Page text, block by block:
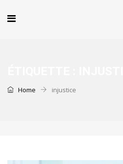
Home injustice